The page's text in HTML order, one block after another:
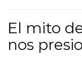
El mito
nos